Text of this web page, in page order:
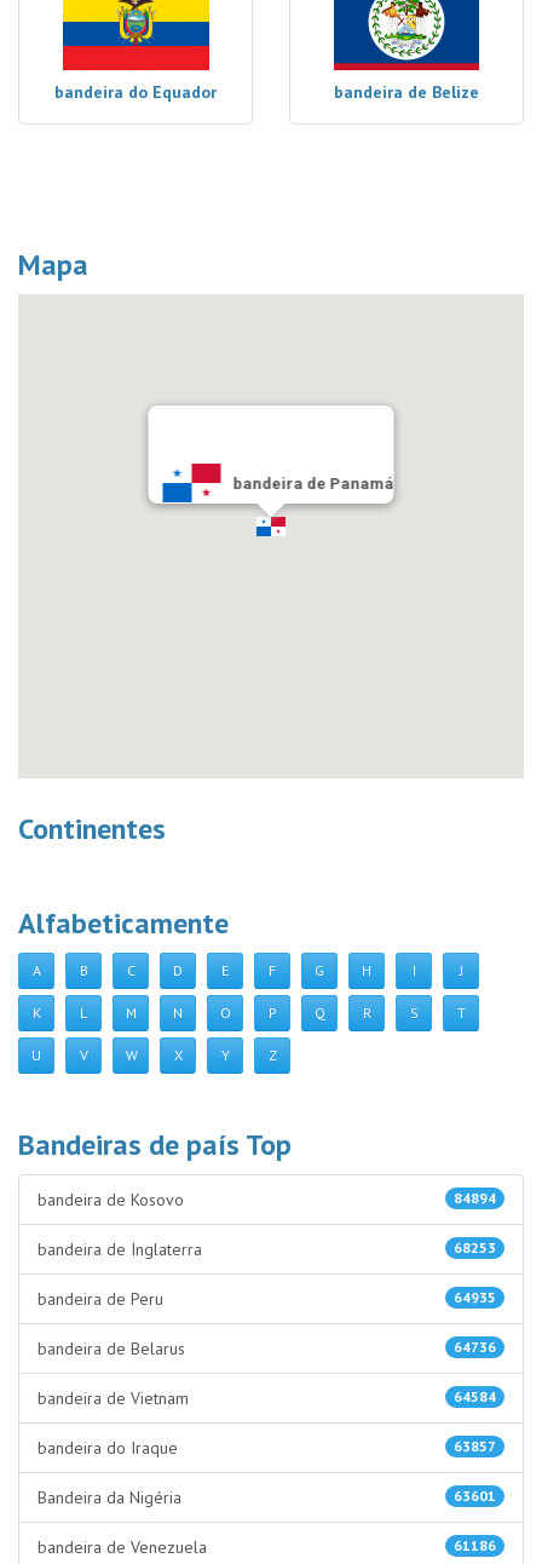
bandeira do Equador bandeira de Belize
Mapa
bandeira de Panamá
Continentes
Alfabeticamente
A B C D E F G H I J
K L M N O P Q R S T
U V W X Y Z
Bandeiras de país Top
84894
bandeira de Kosovo
68253
bandeira de Inglaterra
64935
bandeira de Peru
64736
bandeira de Belarus
64584
bandeira de Vietnam
63857
bandeira do Iraque
63601
Bandeira da Nigéria
61186
bandeira de Venezuela